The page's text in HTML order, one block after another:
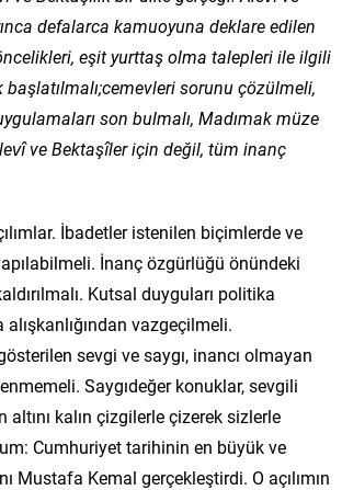
defalarca kamuoyuna deklare edilen
eşit yurttaş olma talepleri ile ilgili
başlatılmalı;cemevleri sorunu çözülmeli,
son bulmalı, Madımak müze
ve Bektaşîler için değil, tüm inanç
İbadetler istenilen biçimlerde ve
İnanç özgürlüğü önündeki
Kutsal duyguları politika
vazgeçilmeli.
sevgi ve saygı, inancı olmayan
Saygıdeğer konuklar, sevgili
altını kalın çizgilerle çizerek sizlerle
Cumhuriyet tarihinin en büyük ve
Mustafa Kemal gerçekleştirdi. O açılımın